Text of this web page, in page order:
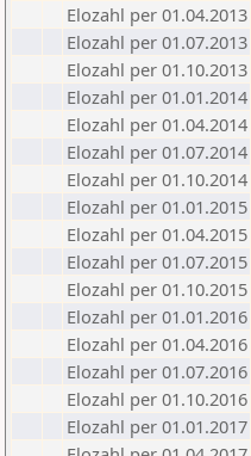
Elozahl per 01.04.2013
Elozahl per 01.07.2013
Elozahl per 01.10.2013
Elozahl per 01.01.2014
Elozahl per 01.04.2014
Elozahl per 01.07.2014
Elozahl per 01.10.2014
Elozahl per 01.01.2015
Elozahl per 01.04.2015
Elozahl per 01.07.2015
Elozahl per 01.10.2015
Elozahl per 01.01.2016
Elozahl per 01.04.2016
Elozahl per 01.07.2016
Elozahl per 01.10.2016
Elozahl per 01.01.2017